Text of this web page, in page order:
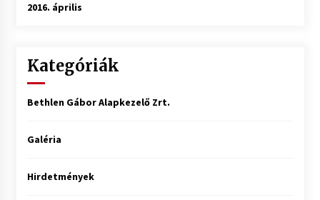
2016. április
Kategóriák
Bethlen Gábor Alapkezelő Zrt.
Galéria
Hirdetmények